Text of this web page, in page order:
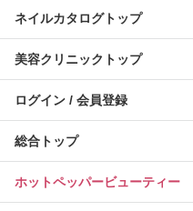
ネイルカタログトップ
美容クリニックトップ
ログイン / 会員登録
総合トップ
ホットペッパービューティー